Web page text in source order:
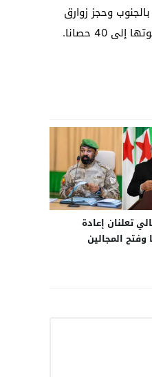
وحجز زوارق
حصانا.
تعلنان إعادة
المجالين